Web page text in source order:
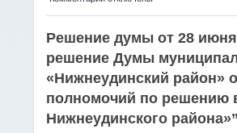
контрольных
мероприятий
органа
внутреннего
муниципального
контроля
Решение думы от 28
решение Думы
«Нижнеудинский район»
полномочий по решению
Нижнеудинского